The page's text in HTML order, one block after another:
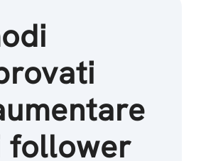
follower